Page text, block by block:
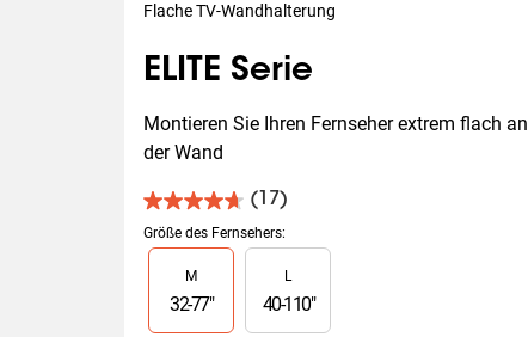
Flache TV-Wandhalterung
ELITE Serie
Montieren Sie Ihren Fernseher extrem flach an
der Wand
(17)
4.7
von
5
Sternen.
Bewertungen
Größe des Fernsehers:
Slide 1 of 2
M
32-77"
L
40-110"